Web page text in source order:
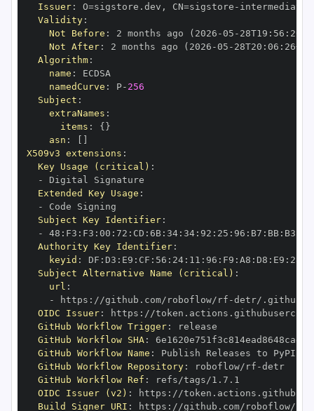
Issuer: O=sigstore.dev , CN=sigstore -
Validity:
Not Before : 2 months ago (2026 -05 - 28T19 : 56 :
Not After: 2 months ago (2026 -05 - 28T20 : 06 : 26+00
Algorithm:
name :
namedCurve : P- 256
Subject :
extraNames :
items : { }
asn :
X509v3 extensions :
Key Usage (critical) :
-
Extended Key Usage :
-
Subject Key Identifier:
-
48 : F3 : F3 : 00 : 72 : CD : 6B: 34: 34: 92 : 25 : 96 : B7 : BB: B3
Authority Key Identifier:
keyid : DF : D3 : E9 : CF : 56 : 24: 11 : 96 : F9 : A8 : D8 : E9 : 28
Subject Alternative Name (critical) :
url :
-
https : //github.com/roboflow/rf -detr/.github/
OIDC Issuer: https :
GitHub Workflow Trigger:
GitHub Workflow SHA:
GitHub Workflow Name :
GitHub Workflow Repository: roboflow/rf -
detr
GitHub Workflow Ref :
OIDC Issuer (v2) : https :
Build Signer URI : https : //github.com/roboflow/rf